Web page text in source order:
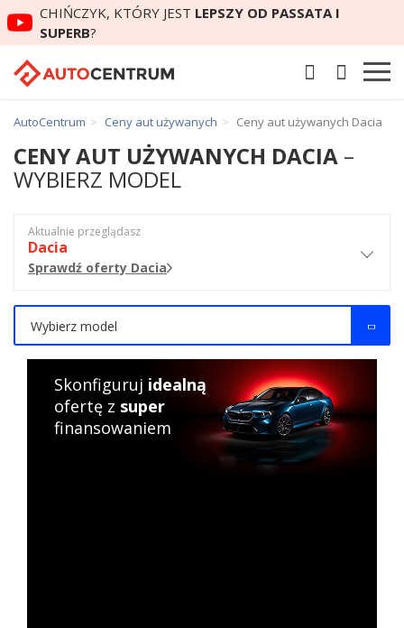
CHIŃCZYK, KTÓRY JEST LEPSZY OD PASSATA I
SUPERB?
AutoCentrum Ceny aut używanych Ceny aut używanych Dacia
CENY AUT UŻYWANYCH DACIA –
WYBIERZ MODEL
Aktualnie przeglądasz
Dacia
Sprawdź oferty Dacia
Wybierz model
Skonfiguruj idealną
ofertę z super
finansowaniem